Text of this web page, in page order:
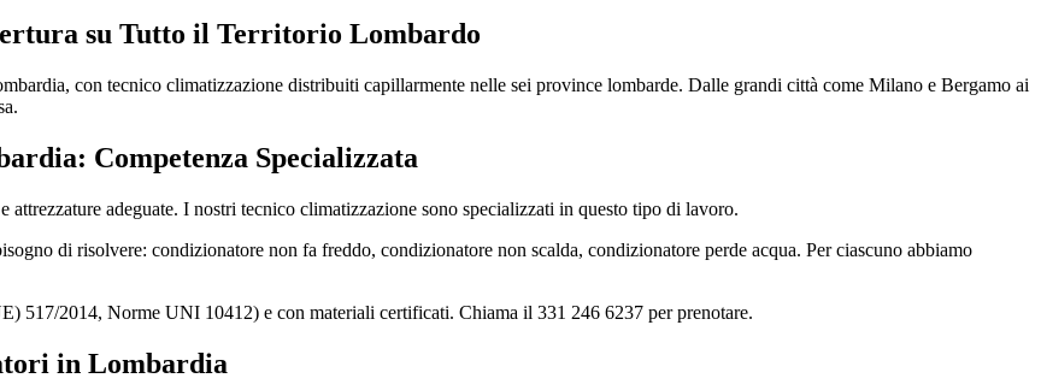
su Tutto il Territorio Lombardo
con tecnico climatizzazione distribuiti capillarmente nelle sei province lombarde. Dalle grandi città come Milano e Bergamo ai
Competenza Specializzata
attrezzature adeguate. I nostri tecnico climatizzazione sono specializzati in questo tipo di lavoro.
di risolvere: condizionatore non fa freddo, condizionatore non scalda, condizionatore perde acqua. Per ciascuno abbiamo
517/2014, Norme UNI 10412) e con materiali certificati. Chiama il 331 246 6237 per prenotare.
in Lombardia